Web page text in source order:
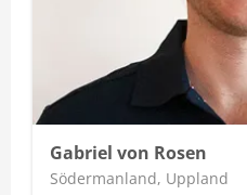
Gabriel von Rosen
Södermanland, Uppland